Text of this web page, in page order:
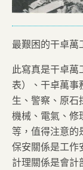
最艱困的干卓萬
此寫真是干卓
表）、干卓萬事
生、警察、原石
機械、電氣、修
等，值得注意的
保安關係是工作
計理關係是會計